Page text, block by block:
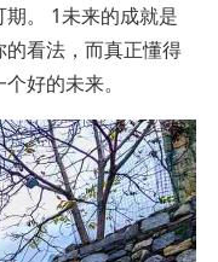
。 1未来的成就是
看法，而真正懂得
好的未来。